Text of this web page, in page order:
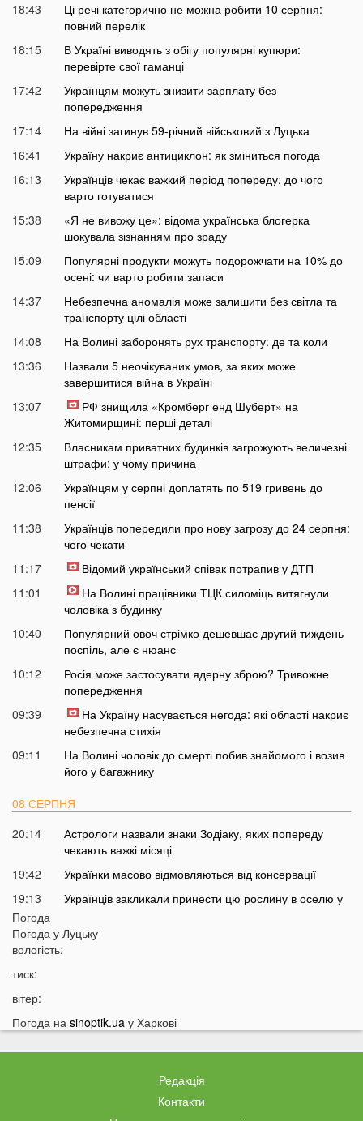
18:43
Ці речі категорично не можна робити 10 серпня:
повний перелік
18:15
В Україні виводять з обігу популярні купюри:
перевірте свої гаманці
17:42
Українцям можуть знизити зарплату без
попередження
17:14
На війні загинув 59-річний військовий з Луцька
16:41
Україну накриє антициклон: як зміниться погода
16:13
Українців чекає важкий період попереду: до чого
варто готуватися
15:38
«Я не вивожу це»: відома українська блогерка
шокувала зізнанням про зраду
15:09
Популярні продукти можуть подорожчати на 10% до
осені: чи варто робити запаси
14:37
Небезпечна аномалія може залишити без світла та
транспорту цілі області
14:08
На Волині заборонять рух транспорту: де та коли
13:36
Назвали 5 неочікуваних умов, за яких може
завершитися війна в Україні
13:07
РФ знищила «Кромберг енд Шуберт» на
Житомирщині: перші деталі
12:35
Власникам приватних будинків загрожують величезні
штрафи: у чому причина
12:06
Українцям у серпні доплатять по 519 гривень до
пенсії
11:38
Українців попередили про нову загрозу до 24 серпня:
чого чекати
11:17
Відомий український співак потрапив у ДТП
11:01
На Волині працівники ТЦК силоміць витягнули
чоловіка з будинку
10:40
Популярний овоч стрімко дешевшає другий тиждень
поспіль, але є нюанс
10:12
Росія може застосувати ядерну зброю? Тривожне
попередження
09:39
На Україну насувається негода: які області накриє
небезпечна стихія
09:11
На Волині чоловік до смерті побив знайомого і возив
його у багажнику
08 СЕРПНЯ
20:14
Астрологи назвали знаки Зодіаку, яких попереду
чекають важкі місяці
19:42
Українки масово відмовляються від консервації
19:13
Українців закликали принести цю рослину в оселю у
18:41
Мороз чи аномальне тепло: якою буде зима в Україні
17:40
17:14
У Луцьку на Ковельській зіткнулися два авто:
Погода
Погода у Луцьку
вологість:
тиск:
вітер:
Погода на sinoptik.ua у Харкові
Редакція
Контакти